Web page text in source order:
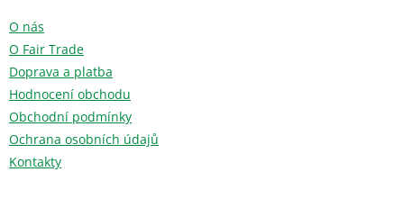
O nás
O Fair Trade
Doprava a platba
Hodnocení obchodu
Obchodní podmínky
Ochrana osobních údajů
Kontakty